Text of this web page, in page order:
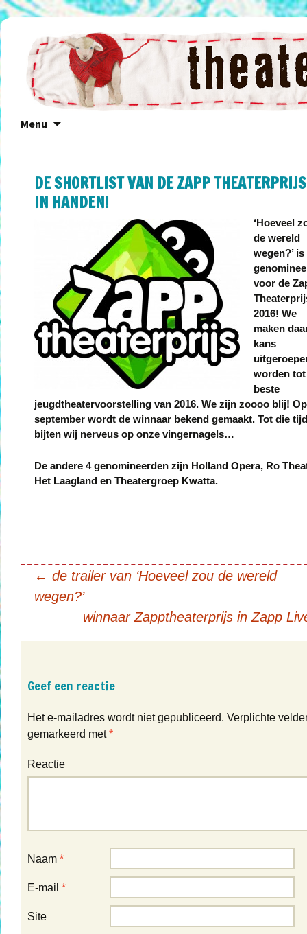
Menu
DE SHORTLIST VAN DE ZAPP
IN HANDEN!
‘Hoeveel
de wereld
wegen?’ is
voor de
2016! We
maken
kans
worden tot
beste
jeugdtheatervoorstelling van 2016. We zijn zoooo blij!
september wordt de winnaar bekend gemaakt. Tot die tijd
bijten wij nerveus op onze vingernagels…
De andere 4 genomineerden zijn Holland Opera, Ro
Het Laagland en Theatergroep Kwatta.
BERICHTNAVIGATIE
← de trailer van ‘Hoeveel zou de wereld
wegen?’
winnaar Zapptheaterprijs in Zapp
Geef een reactie
Het e-mailadres wordt niet gepubliceerd. Verplichte
gemarkeerd met*
Reactie
Naam *
E-mail *
Site